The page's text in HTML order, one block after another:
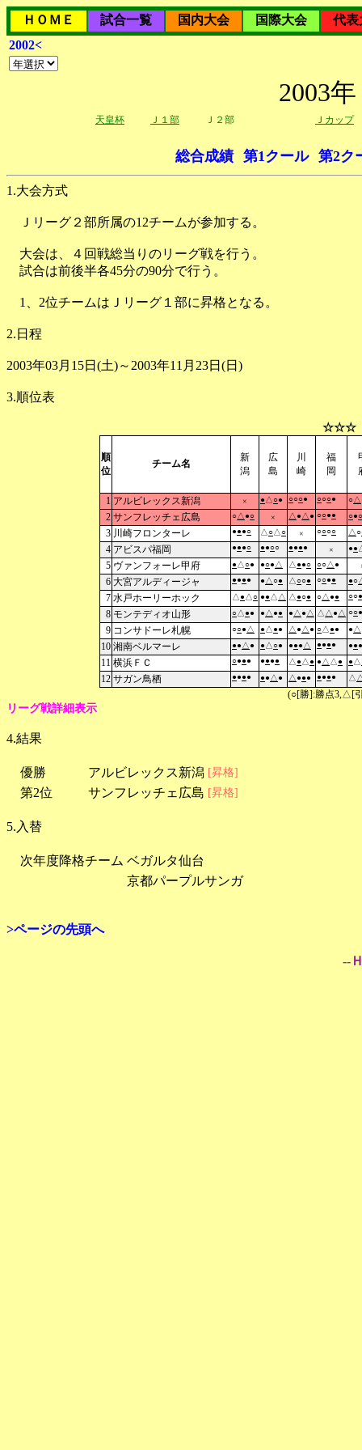
ＨＯＭＥ 試合一覧 国内大会 国際大会
代表
2002<
2003
天皇杯 Ｊ１部 Ｊ２部 Ｊカップ
総合成績 第1クール 第2ク
1.大会方式
Ｊリーグ２部所属の12チームが参加する。
大会は、４回戦総当りのリーグ戦を行う。
試合は前後半各45分の90分で行う。
1、2位チームはＪリーグ１部に昇格となる。
2.日程
2003年03月15日(土)～2003年11月23日(日)
3.順位表
☆☆☆
順
位
チーム名
新
潟
広
島
川
崎
福
岡
1 アルビレックス新潟 × ●△○● ○○○● ○○○● ○△
2 サンフレッチェ広島 ○△ ●○ × △ ●△ ● ○○●● ○●○
3 川崎フロンターレ ●●●○ △○△○ × ○○○○ △○
4 アビスパ福岡 ●●●○ ●●○○ ●●●● × ●●
5 ヴァンフォーレ甲府 ●△○● ●○●△ △ ●●○ ○○△ ●
6 大宮アルディージャ ●●●● ● △ ○● △ ○○● ○○●● ●○
7 水戸ホーリーホック △ ●△○ ●●△ △ △ ●○● ○△ ●● ○○●
8 モンテディオ山形 ○△ ●● ● △ ●● ● △ ● △ △ △ ● △ ○○●
9 コンサドーレ札幌 ○○●△ ●△ ●● △ ●△ ● ○△ ●● ●△
10 湘南ベルマーレ ●● △ ● ● △ ○● ●●● △ ●●●● ●●●
11 横浜ＦＣ ○●●● ●●●● △ ●△ ● ●△ △ ● ●△
12 サガン鳥栖 ●●●● ●● △ ● △ ●●● ●●●● △
(○[勝]:勝点3,△[
リーグ戦詳細表示
4.結果
優勝 アルビレックス新潟 [昇格]
第2位 サンフレッチェ広島 [昇格]
5.入替
次年度降格チーム ベガルタ仙台
京都パープルサンガ
>ページの先頭へ
--